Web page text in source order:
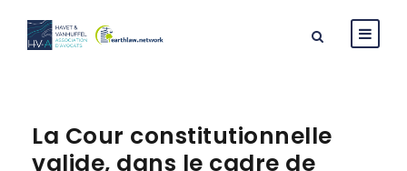
La Cour constitutionnelle
valide, dans le cadre de